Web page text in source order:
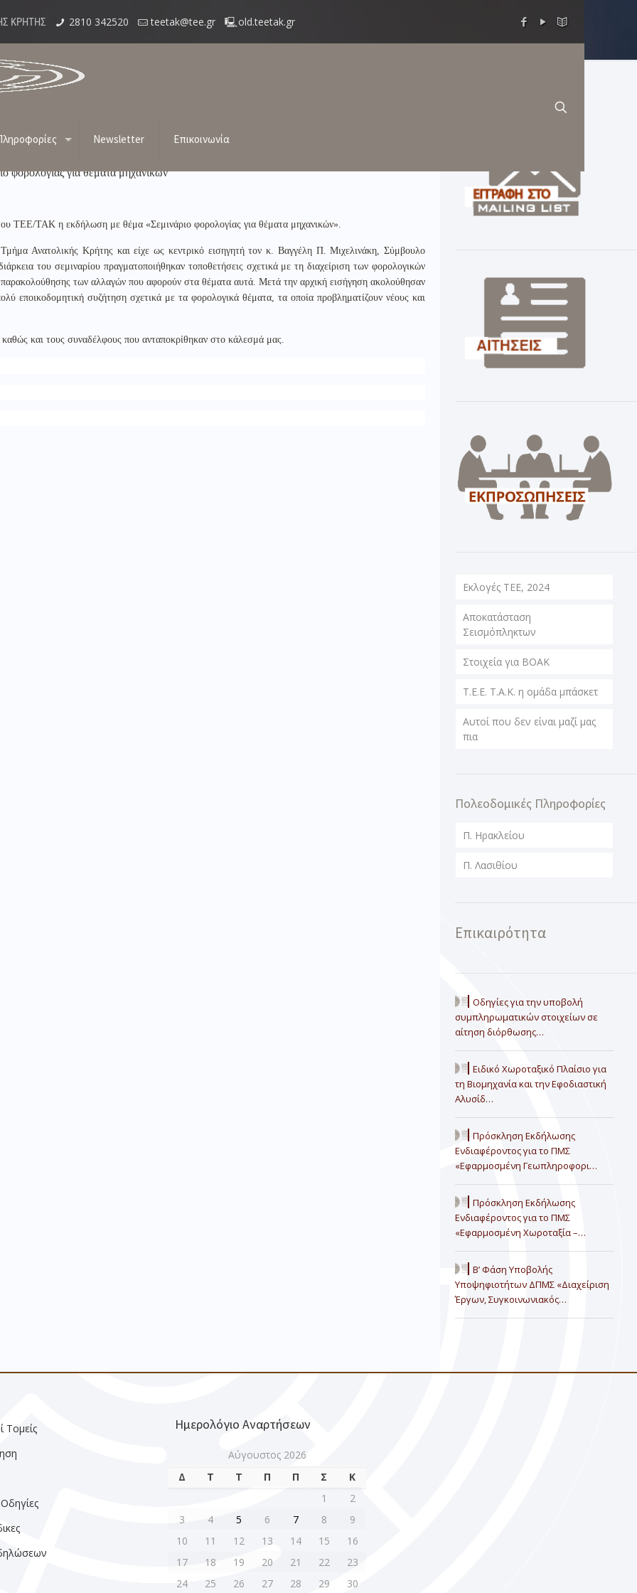
ΚΡΗΤΗΣ 2810 342520 teetak@tee.gr old.teetak.gr
Newsletter Επικοινωνία
φορολογίας για θέματα μηχανικών.
φορολογίας για θέματα μηχανικών
ΤΕΕ/ΤΑΚ η εκδήλωση με θέμα «Σεμινάριο φορολογίας για θέματα μηχανικών».
Ανατολικής Κρήτης και είχε ως κεντρικό εισηγητή τον κ. Βαγγέλη Π. Μιχελινάκη, Σύμβουλο
του σεμιναρίου πραγματοποιήθηκαν τοποθετήσεις σχετικά με τη διαχείριση των φορολογικών
των αλλαγών που αφορούν στα θέματα αυτά. Μετά την αρχική εισήγηση ακολούθησαν
εποικοδομητική συζήτηση σχετικά με τα φορολογικά θέματα, τα οποία προβληματίζουν νέους και
και τους συναδέλφους που ανταποκρίθηκαν στο κάλεσμά μας.
Εκλογές ΤΕΕ, 2024
Αποκατάσταση
Σεισμόπληκτων
Στοιχεία για ΒΟΑΚ
T.E.E. T.A.K. η ομάδα μπάσκετ
Αυτοί που δεν είναι μαζί μας
πια
Πολεοδομικές Πληροφορίες
Π. Ηρακλείου
Π. Λασιθίου
Επικαιρότητα
Οδηγίες για την υποβολή
συμπληρωματικών στοιχείων σε
αίτηση διόρθωσης…
Ειδικό Χωροταξικό Πλαίσιο για
τη Βιομηχανία και την Εφοδιαστική
Αλυσίδ…
Πρόσκληση Εκδήλωσης
Ενδιαφέροντος για το ΠΜΣ
«Εφαρμοσμένη Γεωπληροφορι…
Πρόσκληση Εκδήλωσης
Ενδιαφέροντος για το ΠΜΣ
«Εφαρμοσμένη Χωροταξία –…
Β’ Φάση Υποβολής
Υποψηφιοτήτων ΔΠΜΣ «Διαχείριση
Έργων, Συγκοινωνιακός…
Τομείς
Ημερολόγιο Αναρτήσεων
Αύγουστος 2026
Δ
Τ Τ Π Π Σ
Κ
1
2
3
4 5 6 7 8
9
10
11 12 13 14 15
16
17
18 19 20 21 22
23
24
25 26 27 28 29 30